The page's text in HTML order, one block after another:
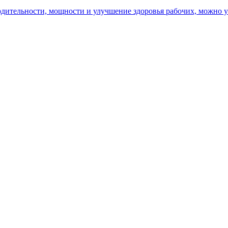
мощности и улучшение здоровья рабочих, можно